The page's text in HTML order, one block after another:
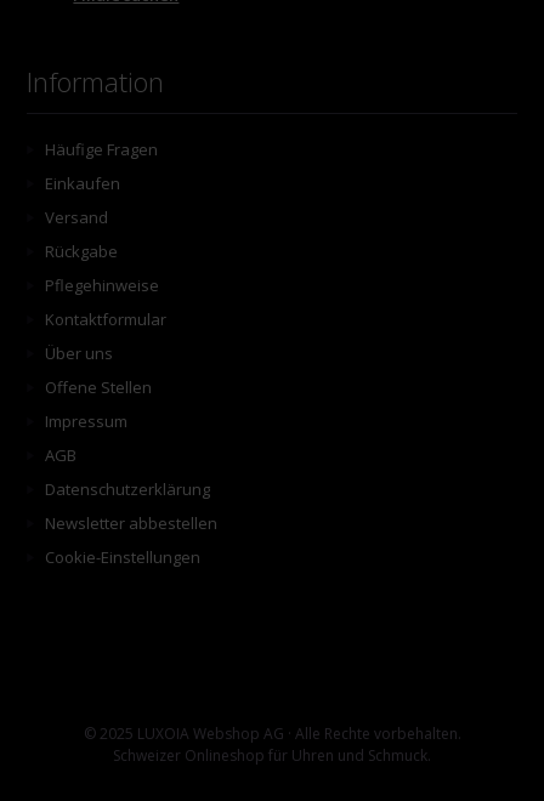
Information
Häufige Fragen
Einkaufen
Versand
Rückgabe
Pflegehinweise
Kontaktformular
Über uns
Offene Stellen
Impressum
AGB
Datenschutzerklärung
Newsletter abbestellen
Cookie-Einstellungen
© 2025 LUXOIA Webshop AG · Alle Rechte vorbehalten.
Schweizer Onlineshop für Uhren und Schmuck.